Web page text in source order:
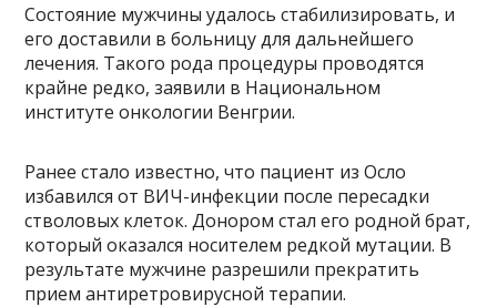
Состояние мужчины удалось стабилизировать, и
его доставили в больницу для дальнейшего
лечения. Такого рода процедуры проводятся
крайне редко, заявили в Национальном
институте онкологии Венгрии.
Ранее стало известно, что пациент из Осло
избавился от ВИЧ-инфекции после пересадки
стволовых клеток. Донором стал его родной брат,
который оказался носителем редкой мутации. В
результате мужчине разрешили прекратить
прием антиретровирусной терапии.